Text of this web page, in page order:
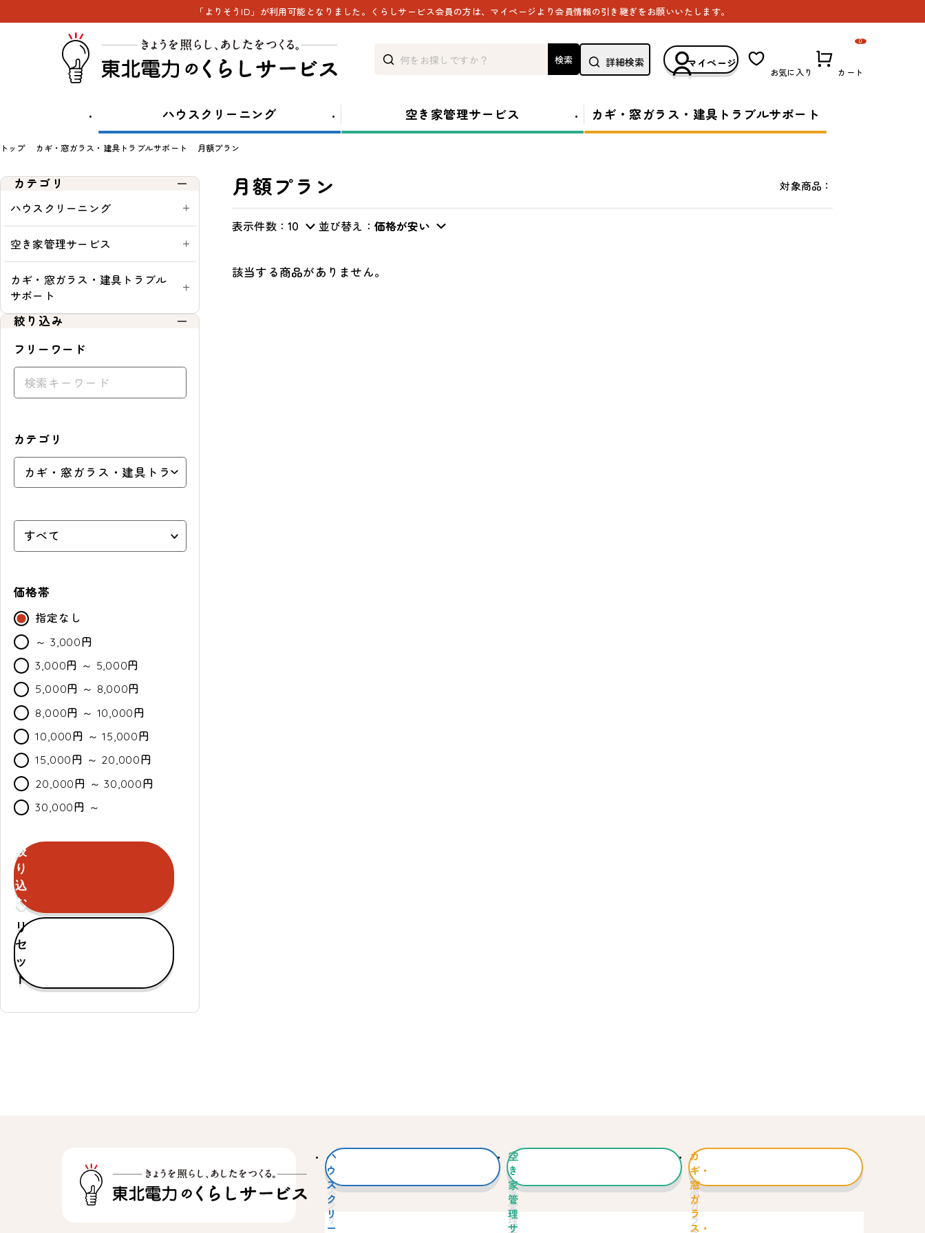
「よりそうID」が利用可能となりました。くらしサービス会員の方は、マイページより会員情報の引き継ぎをお願いいたします。
検索 詳細検索 マイページ
お気に入り カート
0
ハウスクリーニング 空き家管理サービス カギ・窓ガラス・建具トラブルサポート
トップ カギ・窓ガラス・建具トラブルサポート 月額プラン
カテゴリ
ハウスクリーニング
空き家管理サービス
カギ・窓ガラス・建具トラブル
サポート
絞り込み
フリーワード
カテゴリ
価格帯
指定なし
～ 3,000円
3,000円 ～ 5,000円
5,000円 ～ 8,000円
8,000円 ～ 10,000円
10,000円 ～ 15,000円
15,000円 ～ 20,000円
20,000円 ～ 30,000円
30,000円 ～
カ
ラ
ー
通
常・
定
期
表
セ
ー
ル
セールのみ対象
絞
り
込
む
リ
セ
ッ
ト
月額プラン 対象商品：
表示件数：10 並び替え： 価格が安い
表
替
一
通
期：
通
入
該当する商品がありません。
ハ
ウ
ス
ク
リ
ー
空
き
家
管
理
サ
カ
ギ・
窓
ガ
ラ
ス・